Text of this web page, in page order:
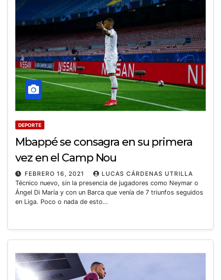
DEPORTE
Mbappé se consagra en su primera
vez en el Camp Nou
FEBRERO 16, 2021
LUCAS CÁRDENAS UTRILLA
Técnico nuevo, sin la presencia de jugadores como Neymar o
Ángel Di María y con un Barca que venía de 7 triunfos seguidos
en Liga. Poco o nada de esto…